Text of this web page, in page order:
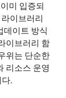
미 입증되
이브러리
데이트 방식
이브러리 함
위는 단순한
리소스 운영
.